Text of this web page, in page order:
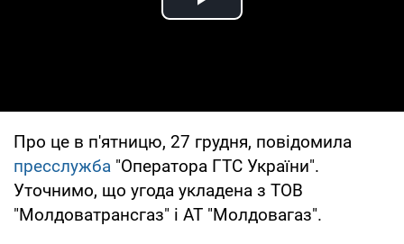
Play Video
Про це в п'ятницю, 27 грудня, повідомила
пресслужба "Оператора ГТС України".
Уточнимо, що угода укладена з ТОВ
"Молдоватрансгаз" і АТ "Молдовагаз".